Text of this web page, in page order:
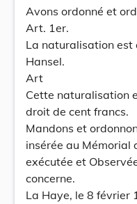
Avons ordonné et
Art. 1er.
La naturalisation est
Hansel.
Art
Cette naturalisation
droit de cent francs.
Mandons et
insérée au Mémorial
exécutée et
concerne.
La Haye, le 8 février